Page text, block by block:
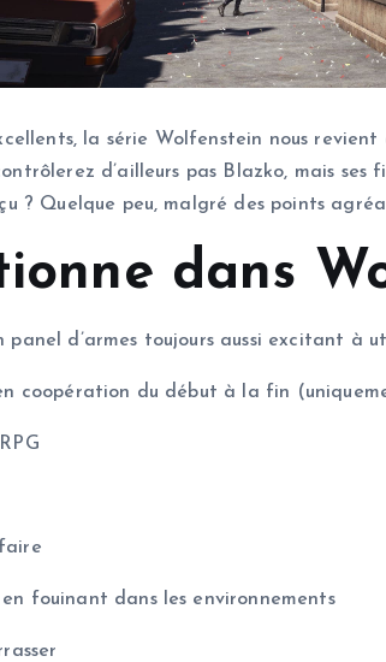
la série Wolfenstein nous
d’ailleurs pas Blazko, mais
? Quelque peu, malgré des points
dans
d’armes toujours aussi excitant à
coopération du début à la fin
fouinant dans les environnements